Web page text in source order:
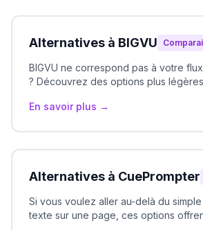
Alternatives à BIGVU
BIGVU ne correspond pas à votre
? Découvrez des options plus
En savoir plus →
Alternatives à CuePrompter
Si vous voulez aller au-delà du
texte sur une page, ces options